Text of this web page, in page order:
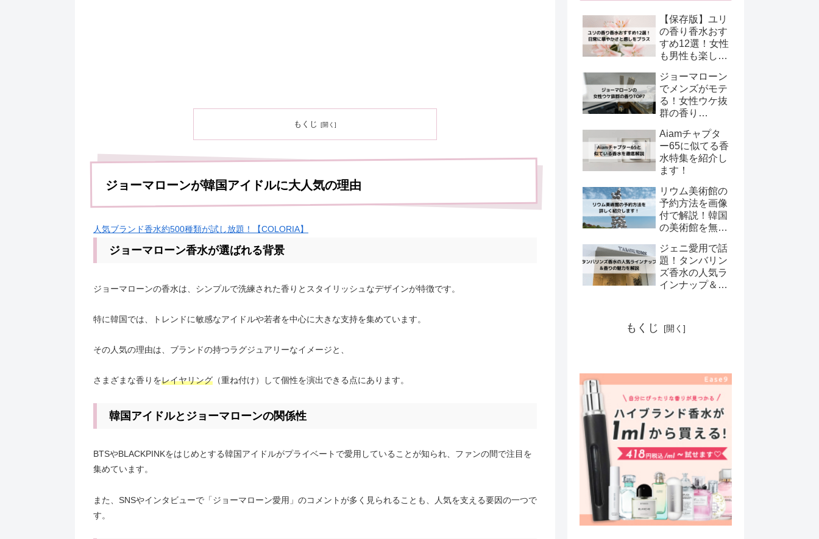
もくじ
ジョーマローンが韓国アイドルに大人気の理由
人気ブランド香水約500種類が試し放題！【COLORIA】
ジョーマローン香水が選ばれる背景
ジョーマローンの香水は、シンプルで洗練された香りとスタイリッシュなデザインが特徴です。
特に韓国では、トレンドに敏感なアイドルや若者を中心に大きな支持を集めています。
その人気の理由は、ブランドの持つラグジュアリーなイメージと、
さまざまな香りをレイヤリング （重ね付け）して個性を演出できる点にあります。
韓国アイドルとジョーマローンの関係性
BTSやBLACKPINKをはじめとする韓国アイドルがプライベートで愛用していることが知られ、ファンの間で注目を
集めています。
また、SNSやインタビューで「ジョーマローン愛用」のコメントが多く見られることも、人気を支える要因の一つで
す。
【保存版】ユリ
の香り香水おす
すめ12選！女性
も男性も楽しめ
グランス特集
ジョーマローン
でメンズがモテ
る！女性ウケ抜
群の香り
×好印象で選
ぶ】
Aiamチャプタ
ー65に似てる香
水特集を紹介し
ます！
リウム美術館の
予約方法を画像
付で解説！韓国
の美術館を無料
ジェニ愛用で話
題！タンバリン
ズ香水の人気ラ
インナップ＆香
もくじ